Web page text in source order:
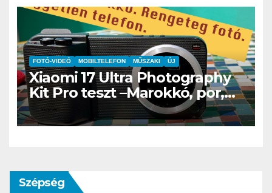
FOTÓ-VIDEÓ MOBILTELEFON MŰSZAKI ÚJ
Xiaomi 17 Ultra Photography
Kit Pro teszt –Marokkó, por,
hegyek és az a
bizonyospillanat, amikor nem
Szépség